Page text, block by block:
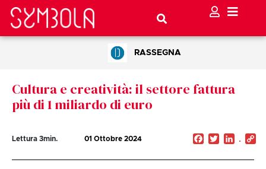
RASSEGNA
Cultura e creatività: il settore fattura
più di 1 miliardo di euro
Lettura 3min. 01 Ottobre 2024 Facebook
Twitter